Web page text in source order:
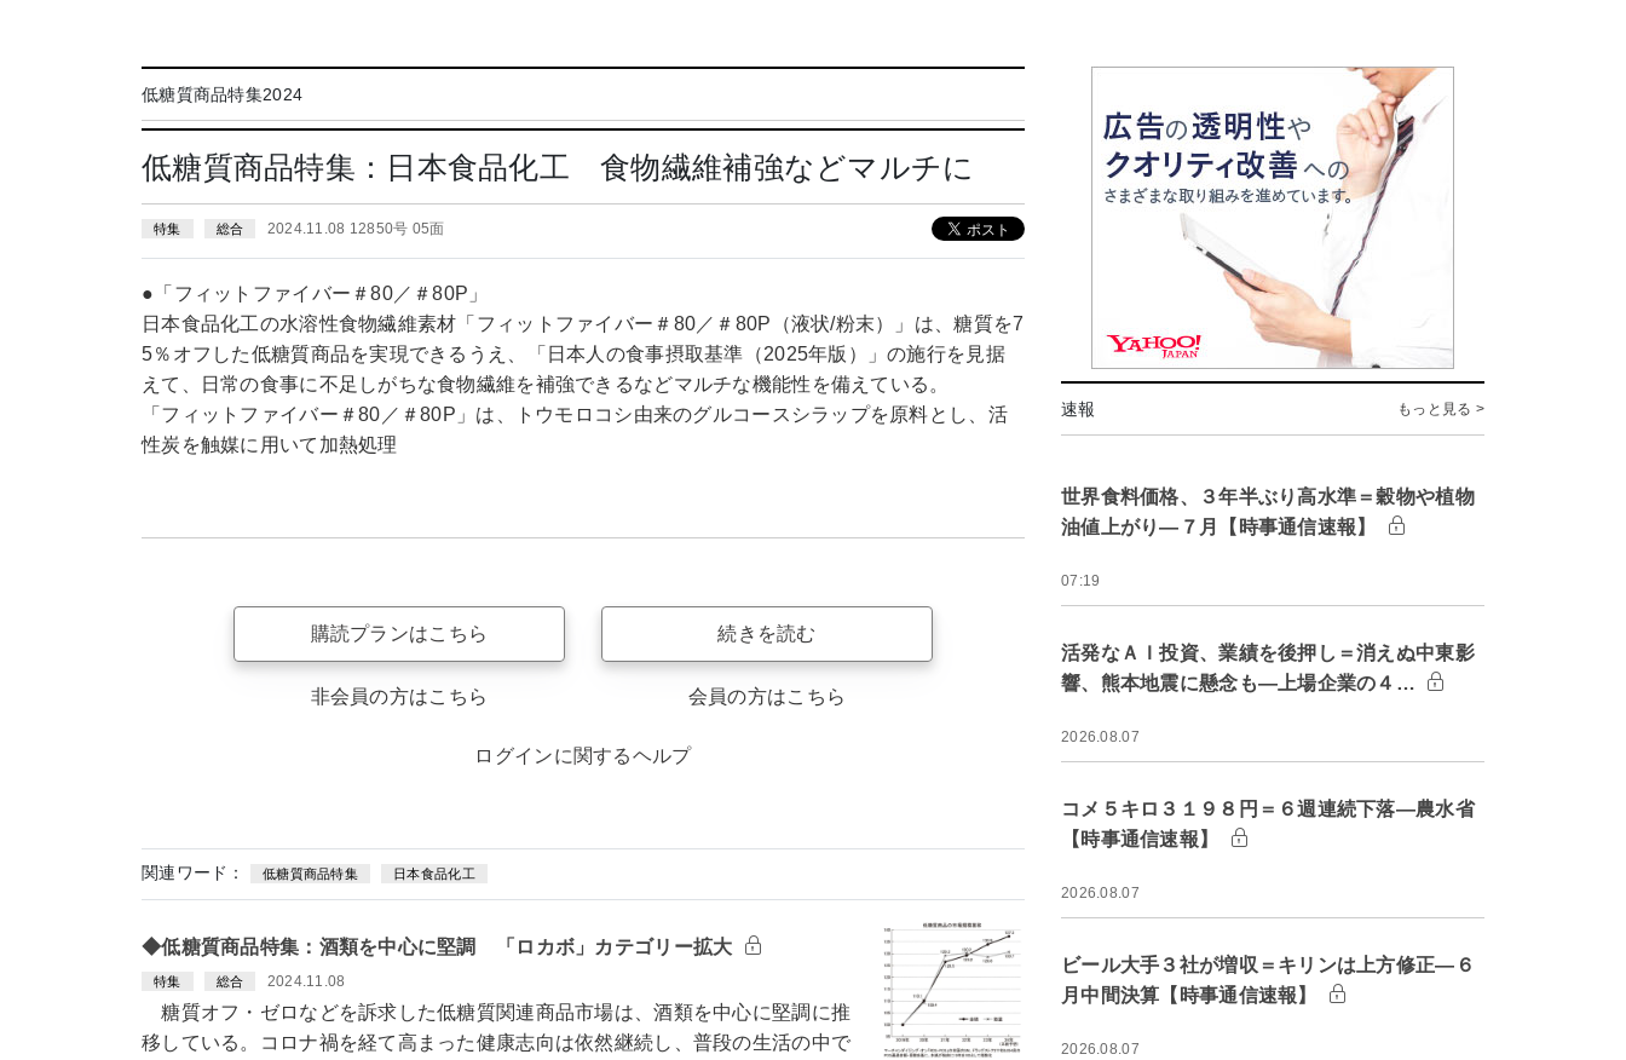
低糖質商品特集2024
低糖質商品特集：日本食品化工 食物繊維補強などマルチに
特集 総合 2024.11.08 12850号 05面
●「フィットファイバー＃80／＃80P」
日本食品化工の水溶性食物繊維素材「フィットファイバー＃80／＃80P（液状/粉末）」は、糖質を7
5％オフした低糖質商品を実現できるうえ、「日本人の食事摂取基準（2025年版）」の施行を見据
えて、日常の食事に不足しがちな食物繊維を補強できるなどマルチな機能性を備えている。
「フィットファイバー＃80／＃80P」は、トウモロコシ由来のグルコースシラップを原料とし、活
性炭を触媒に用いて加熱処理
購読プランはこちら
非会員の方はこちら
続きを読む
会員の方はこちら
ログインに関するヘルプ
関連ワード： 低糖質商品特集 日本食品化工
◆低糖質商品特集：酒類を中心に堅調 「ロカボ」カテゴリー拡大
特集 総合 2024.11.08
糖質オフ・ゼロなどを訴求した低糖質関連商品市場は、酒類を中心に堅調に推
移している。コロナ禍を経て高まった健康志向は依然継続し、普段の生活の中で
速報 もっと見る >
世界食料価格、３年半ぶり高水準＝穀物や植物
油値上がり―７月【時事通信速報】
07:19
活発なＡＩ投資、業績を後押し＝消えぬ中東影
響、熊本地震に懸念も―上場企業の４…
2026.08.07
コメ５キロ３１９８円＝６週連続下落―農水省
【時事通信速報】
2026.08.07
ビール大手３社が増収＝キリンは上方修正―６
月中間決算【時事通信速報】
2026.08.07